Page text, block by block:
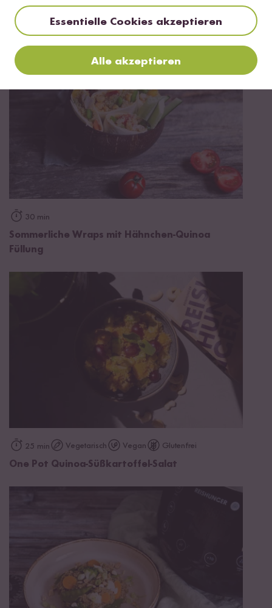
Wintersalat mit Quinoa, Granatapfel,
Süßkartoffel und Orangen- Vinaigrette
30 min
Sommerliche Wraps mit Hähnchen-Quinoa
Füllung
25 min Vegetarisch Vegan Glutenfrei
One Pot Quinoa-Süßkartoffel-Salat
Essentielle Cookies akzeptieren
Alle akzeptieren